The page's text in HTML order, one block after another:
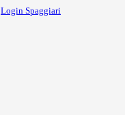
Login Spaggiari